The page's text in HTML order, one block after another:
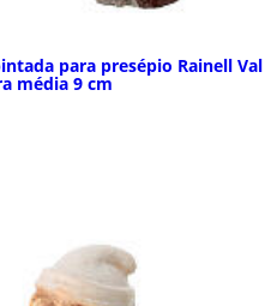
para presépio Rainell Val
média 9 cm